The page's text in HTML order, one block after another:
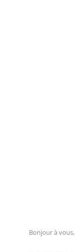
Bonjour à vous,